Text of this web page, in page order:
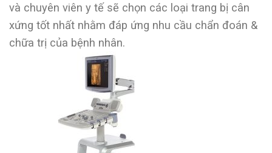
và chuyên viên y tế sẽ chọn các loại trang bị cân
xứng tốt nhất nhằm đáp ứng nhu cầu chẩn đoán &
chữa trị của bệnh nhân.